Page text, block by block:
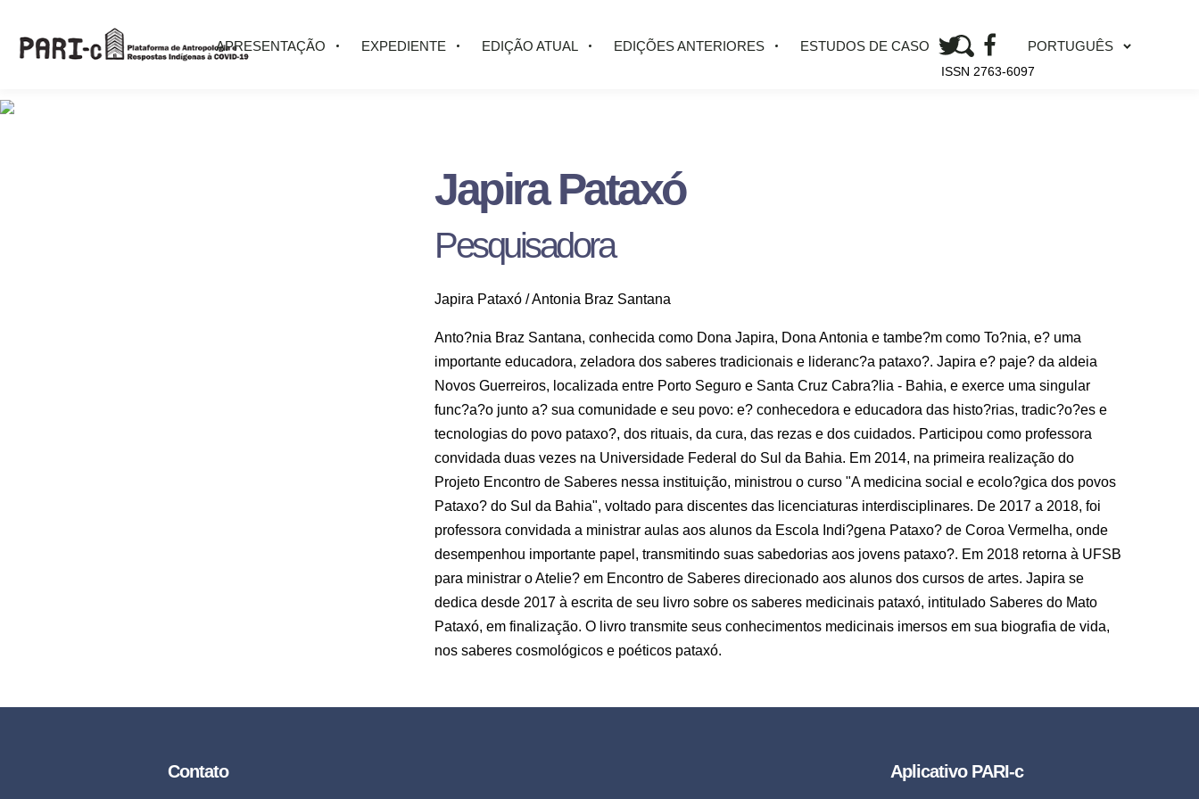
APRESENTAÇÃO EXPEDIENTE EDIÇÃO ATUAL EDIÇÕES ANTERIORES ESTUDOS DE CASO PORTUGUÊS
ISSN 2763-6097
Japira Pataxó
Pesquisadora
Japira Pataxó / Antonia Braz Santana
Anto?nia Braz Santana, conhecida como Dona Japira, Dona Antonia e tambe?m como To?nia, e? uma
importante educadora, zeladora dos saberes tradicionais e lideranc?a pataxo?. Japira e? paje? da aldeia
Novos Guerreiros, localizada entre Porto Seguro e Santa Cruz Cabra?lia - Bahia, e exerce uma singular
func?a?o junto a? sua comunidade e seu povo: e? conhecedora e educadora das histo?rias, tradic?o?es e
tecnologias do povo pataxo?, dos rituais, da cura, das rezas e dos cuidados. Participou como professora
convidada duas vezes na Universidade Federal do Sul da Bahia. Em 2014, na primeira realização do
Projeto Encontro de Saberes nessa instituição, ministrou o curso "A medicina social e ecolo?gica dos povos
Pataxo? do Sul da Bahia", voltado para discentes das licenciaturas interdisciplinares. De 2017 a 2018, foi
professora convidada a ministrar aulas aos alunos da Escola Indi?gena Pataxo? de Coroa Vermelha, onde
desempenhou importante papel, transmitindo suas sabedorias aos jovens pataxo?. Em 2018 retorna à UFSB
para ministrar o Atelie? em Encontro de Saberes direcionado aos alunos dos cursos de artes. Japira se
dedica desde 2017 à escrita de seu livro sobre os saberes medicinais pataxó, intitulado Saberes do Mato
Pataxó, em finalização. O livro transmite seus conhecimentos medicinais imersos em sua biografia de vida,
nos saberes cosmológicos e poéticos pataxó.
Contato Aplicativo PARI-c